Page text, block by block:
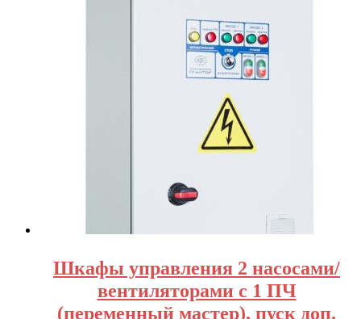
Шкафы управления 2 насосами/
вентиляторами с 1 ПЧ
(переменный мастер), пуск доп.